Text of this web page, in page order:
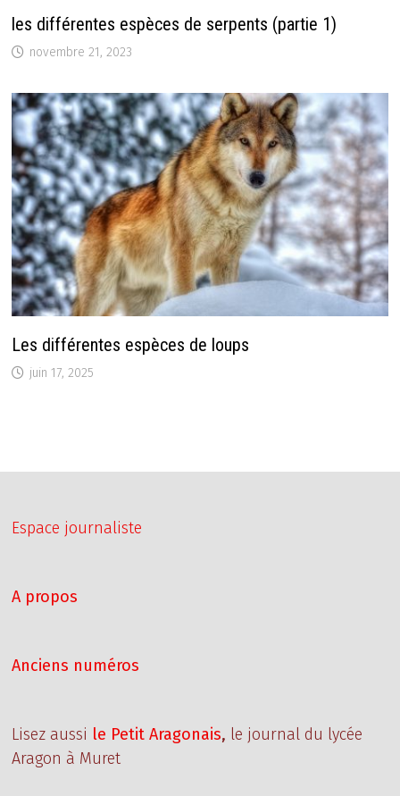
les différentes espèces de serpents (partie 1)
novembre 21, 2023
Les différentes espèces de loups
juin 17, 2025
Espace journaliste
A propos
Anciens numéros
Lisez aussi le Petit Aragonais, le journal du lycée
Aragon à Muret